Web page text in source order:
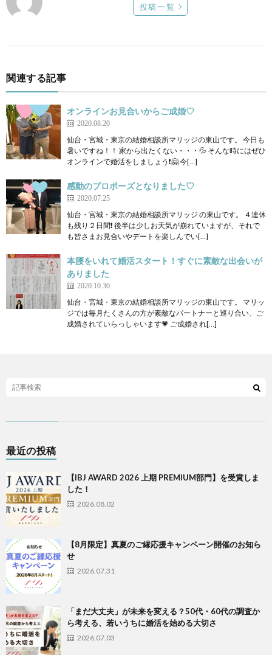
投稿一覧
関連する記事
オンラインお見合いからご成婚♡
2020.08.20
仙台・宮城・東京の結婚相談所マリッジの東山です。 今日も
暑いですね！！ 家から出たくない・・・💦 そんな時にはぜひ
オンラインで婚活をしましょう❗🤗 今[…]
感動のプロポーズとなりました♡
2020.07.25
仙台・宮城・東京の結婚相談所マリッジ の東山です。 ４連休
も残り２日間❗ 後半は少しお天気が崩れていますが、それで
も皆さまお見合いやデートを楽しんでい[…]
本腰をいれて婚活スタート！すぐに素敵な出会いが
ありました
2020.10.30
仙台・宮城・東京の結婚相談所マリッジの東山です。 マリッ
ジでは毎月たくさんの方が素敵なパートナーと巡り合い、ご
成婚されていらっしゃいます💗 ご成婚され[…]
最近の投稿
【IBJ AWARD 2026 上期 PREMIUM部門】を受賞しま
した！
2026.08.02
【8月限定】真夏のご縁応援キャンペーン開催のお知ら
せ
2026.07.31
「まだ大丈夫」が未来を変える？50代・60代の調査か
ら考える、若いうちに婚活を始める大切さ
2026.07.03